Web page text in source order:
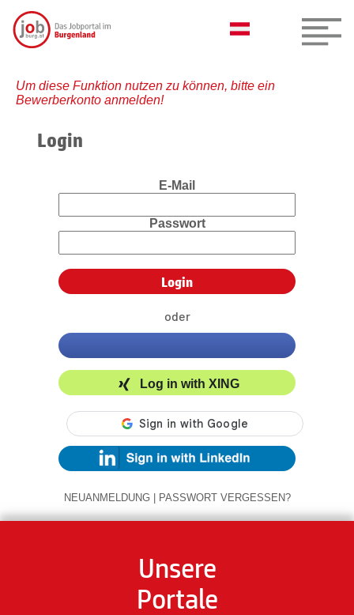
Um diese Funktion nutzen zu können, bitte ein
Bewerberkonto anmelden!
Login
E-Mail
Passwort
oder
Log in with XING
NEUANMELDUNG | PASSWORT VERGESSEN?
Unsere
Portale